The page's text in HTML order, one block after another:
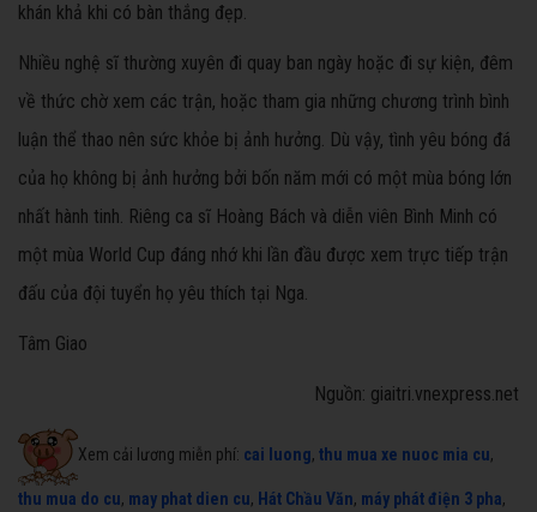
khán khả khi có bàn thắng đẹp.
Nhiều nghệ sĩ thường xuyên đi quay ban ngày hoặc đi sự kiện, đêm
về thức chờ xem các trận, hoặc tham gia những chương trình bình
luận thể thao nên sức khỏe bị ảnh hưởng. Dù vậy, tình yêu bóng đá
của họ không bị ảnh hưởng bởi bốn năm mới có một mùa bóng lớn
nhất hành tinh. Riêng ca sĩ Hoàng Bách và diễn viên Bình Minh có
một mùa World Cup đáng nhớ khi lần đầu được xem trực tiếp trận
đấu của đội tuyển họ yêu thích tại Nga.
Tâm Giao
Nguồn: giaitri.vnexpress.net
Xem cải lương miễn phí: cai luong, thu mua xe nuoc mia cu,
thu mua do cu, may phat dien cu, Hát Chầu Văn, máy phát điện 3 pha,